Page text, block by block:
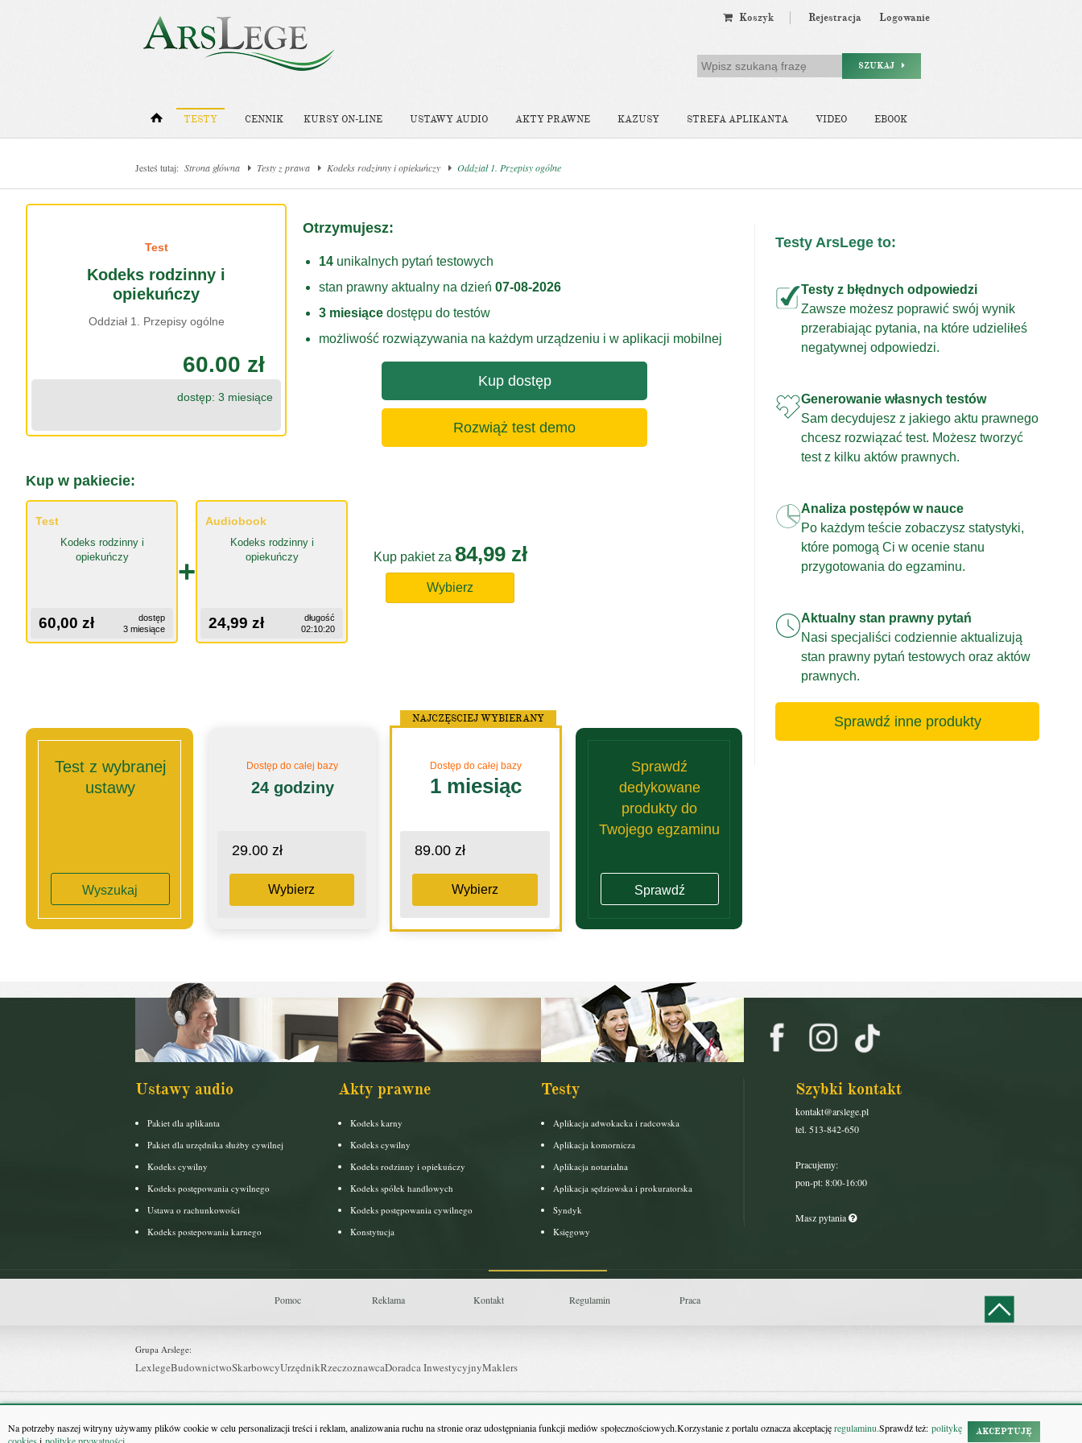
Na potrzeby naszej witryny używamy plików cookie w celu personalizacji treści i reklam, analizowania ruchu na stronie oraz udostępniania funkcji mediów społecznościowych.Korzystanie z portalu oznacza akceptacjęregulaminu.Sprawdź też: politykę
AKCEPTUJĘ
Koszyk Rejestracja Logowanie
SZUKAJ
TESTY CENNIK KURSY ON-LINE USTAWY AUDIO AKTY PRAWNE KAZUSY STREFA APLIKANTA VIDEO EBOOK
Jesteś tutaj: Strona główna Testy z prawa Kodeks rodzinny i opiekuńczy Oddział 1. Przepisy ogólne
Test
Kodeks rodzinny i
opiekuńczy
Oddział 1. Przepisy ogólne
60.00 zł
dostęp: 3 miesiące
Otrzymujesz:
14 unikalnych pytań testowych
stan prawny aktualny na dzień 07-08-2026
3 miesiące dostępu do testów
możliwość rozwiązywania na każdym urządzeniu i w aplikacji mobilnej
Kup dostęp
Rozwiąż test demo
Kup w pakiecie:
Test
Kodeks rodzinny i
opiekuńczy
60,00 zł
dostęp
3 miesiące
+
Audiobook
Kodeks rodzinny i
opiekuńczy
24,99 zł
długość
02:10:20
Kup pakiet za 84,99 zł
Wybierz
Test z wybranej
ustawy
Wyszukaj
Dostęp do całej bazy
24 godziny
29.00 zł
Wybierz
Dostęp do całej bazy
1 miesiąc
89.00 zł
Wybierz
NAJCZĘSCIEJ WYBIERANY
Sprawdź
dedykowane
produkty do
Twojego egzaminu
Sprawdź
Testy ArsLege to:
Testy z błędnych odpowiedzi
Zawsze możesz poprawić swój wynik
przerabiając pytania, na które udzieliłeś
negatywnej odpowiedzi.
Generowanie własnych testów
Sam decydujesz z jakiego aktu prawnego
chcesz rozwiązać test. Możesz tworzyć
test z kilku aktów prawnych.
Analiza postępów w nauce
Po każdym teście zobaczysz statystyki,
które pomogą Ci w ocenie stanu
przygotowania do egzaminu.
Aktualny stan prawny pytań
Nasi specjaliści codziennie aktualizują
stan prawny pytań testowych oraz aktów
prawnych.
Sprawdź inne produkty
Ustawy audio
Pakiet dla aplikanta
Pakiet dla urzędnika służby cywilnej
Kodeks cywilny
Kodeks postępowania cywilnego
Ustawa o rachunkowości
Kodeks postepowania karnego
Akty prawne
Kodeks karny
Kodeks cywilny
Kodeks rodzinny i opiekuńczy
Kodeks spółek handlowych
Kodeks postępowania cywilnego
Konstytucja
Testy
Aplikacja adwokacka i radcowska
Aplikacja komornicza
Aplikacja notarialna
Aplikacja sędziowska i prokuratorska
Syndyk
Księgowy
Szybki kontakt
kontakt@arslege.pl
tel. 513-842-650
Pracujemy:
pon-pt: 8:00-16:00
Masz pytania
Pomoc Reklama Kontakt Regulamin Praca
Grupa Arslege:
LexlegeBudownictwoSkarbowcyUrzędnikRzeczoznawcaDoradca InwestycyjnyMaklers
Grupa Bonnier:
Puls BiznesuBankierPuls MedycynyMonitor FirmPuls FarmacjiPit.pl